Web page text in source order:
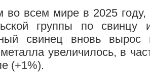
во всем мире в 2025
группы по
свинец вновь
увеличилось, в
(+1%).